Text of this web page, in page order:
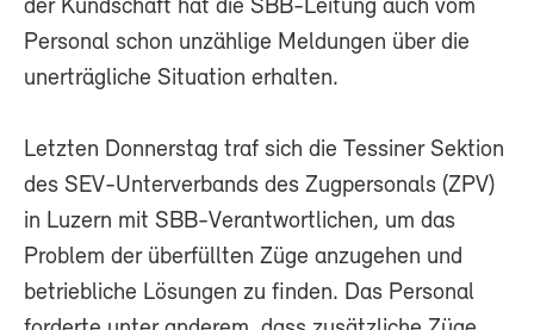
der Kundschaft hat die SBB-Leitung auch vom
Personal schon unzählige Meldungen über die
unerträgliche Situation erhalten.
Letzten Donnerstag traf sich die Tessiner Sektion
des SEV-Unterverbands des Zugpersonals (ZPV)
in Luzern mit SBB-Verantwortlichen, um das
Problem der überfüllten Züge anzugehen und
betriebliche Lösungen zu finden. Das Personal